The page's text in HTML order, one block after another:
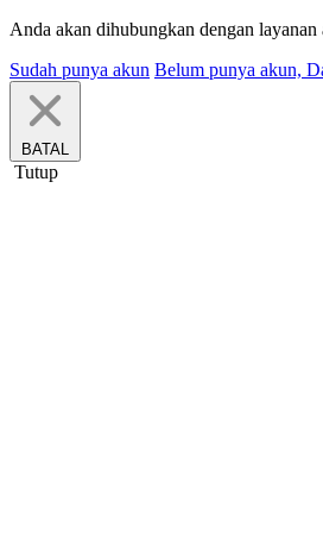
Anda akan dihubungkan dengan
Sudah punya akun Belum punya akun,
BATAL
Tutup